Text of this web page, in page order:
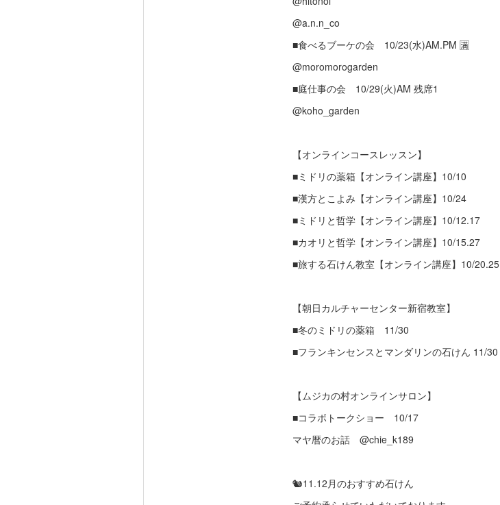
@a.n.n_co
■食べるブーケの会 10/23(水)AM.PM 🈵
@moromorogarden
■庭仕事の会 10/29(火)AM 残席1
@koho_garden
【オンラインコースレッスン】
■ミドリの薬箱【オンライン講座】10/10
■漢方とこよみ【オンライン講座】10/24
■ミドリと哲学【オンライン講座】10/12.17
■カオリと哲学【オンライン講座】10/15.27
■旅する石けん教室【オンライン講座】10/20.25
【朝日カルチャーセンター新宿教室】
■冬のミドリの薬箱 11/30
■フランキンセンスとマンダリンの石けん 11/30
【ムジカの村オンラインサロン】
■コラボトークショー 10/17
マヤ暦のお話 @chie_k189
🐿️11.12月のおすすめ石けん